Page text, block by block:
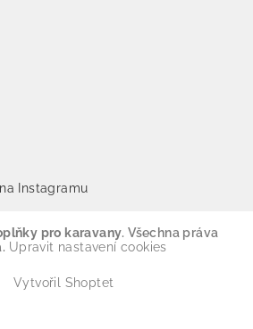
Instagramu
pro karavany. Všechna práva
Upravit nastavení cookies
Vytvořil Shoptet